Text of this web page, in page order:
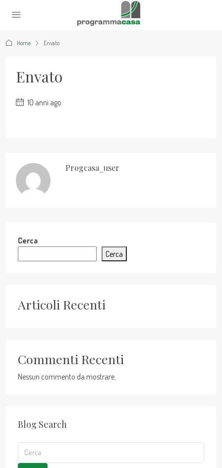
Home Envato
Envato
10 anni ago
Progcasa_user
Cerca
Cerca
Articoli Recenti
Commenti Recenti
Nessun commento da mostrare.
Blog Search